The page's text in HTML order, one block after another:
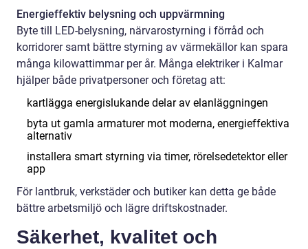
Energieffektiv belysning och uppvärmning
Byte till LED-belysning, närvarostyrning i förråd och
korridorer samt bättre styrning av värmekällor kan spara
många kilowattimmar per år. Många elektriker i Kalmar
hjälper både privatpersoner och företag att:
kartlägga energislukande delar av elanläggningen
byta ut gamla armaturer mot moderna, energieffektiva
alternativ
installera smart styrning via timer, rörelsedetektor eller
app
För lantbruk, verkstäder och butiker kan detta ge både
bättre arbetsmiljö och lägre driftskostnader.
Säkerhet, kvalitet och